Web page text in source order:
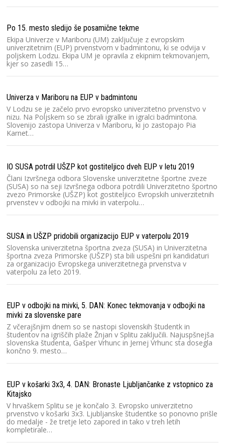
Po 15. mesto sledijo še posamične tekme
Ekipa Univerze v Mariboru (UM) zaključuje z evropskim
univerzitetnim (EUP) prvenstvom v badmintonu, ki se odvija v
poljskem Lodzu. Ekipa UM je opravila z ekipnim tekmovanjem,
kjer so zasedli 15…
Univerza v Mariboru na EUP v badmintonu
V Lodzu se je začelo prvo evropsko univerzitetno prvenstvo v
nizu. Na Poljskem so se zbrali igralke in igralci badmintona.
Slovenijo zastopa Univerza v Mariboru, ki jo zastopajo Pia
Karnet…
IO SUSA potrdil UŠZP kot gostiteljico dveh EUP v letu 2019
Člani Izvršnega odbora Slovenske univerzitetne športne zveze
(SUSA) so na seji Izvršnega odbora potrdili Univerzitetno športno
zvezo Primorske (UŠZP) kot gostiteljico Evropskih univerzitetnih
prvenstev v odbojki na mivki in vaterpolu…
SUSA in UŠZP pridobili organizacijo EUP v vaterpolu 2019
Slovenska univerzitetna športna zveza (SUSA) in Univerzitetna
športna zveza Primorske (UŠZP) sta bili uspešni pri kandidaturi
za organizacijo Evropskega univerzitetnega prvenstva v
vaterpolu za leto 2019.
EUP v odbojki na mivki, 5. DAN: Konec tekmovanja v odbojki na
mivki za slovenske pare
Z včerajšnjim dnem so se nastopi slovenskih študentk in
študentov na igriščih plaže Žnjan v Splitu zaključili. Najuspšnejša
slovenska študenta, Gašper Vrhunc in Jernej Vrhunc sta dosegla
končno 9. mesto…
EUP v košarki 3x3, 4. DAN: Bronaste Ljubljančanke z vstopnico za
Kitajsko
V hrvaškem Splitu se je končalo 3. Evropsko univerzitetno
prvenstvo v košarki 3x3. Ljubljanske študentke so ponovno prišle
do medalje - že tretje leto zapored in tako v treh letih
kompletirale…